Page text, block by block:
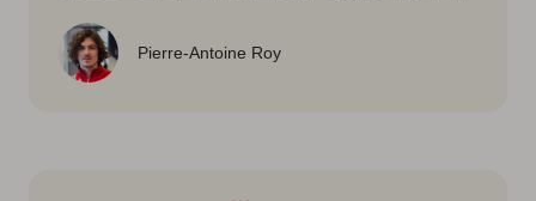
Pierre-Antoine Roy